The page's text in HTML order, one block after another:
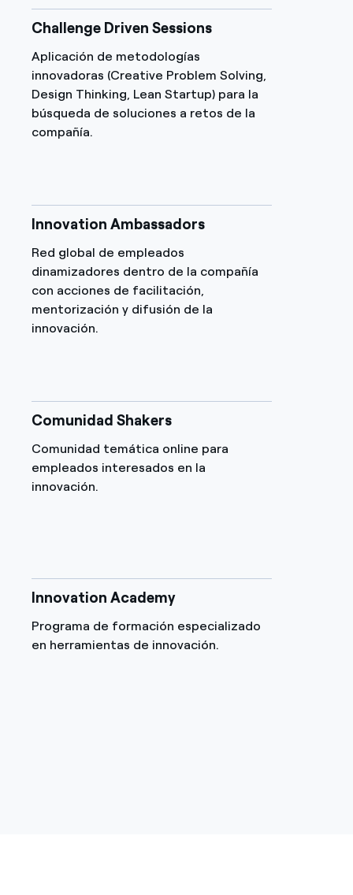
Challenge Driven Sessions
Aplicación de metodologías
innovadoras (Creative Problem Solving,
Design Thinking, Lean Startup) para la
búsqueda de soluciones a retos de la
compañía.
Innovation Ambassadors
Red global de empleados
dinamizadores dentro de la compañía
con acciones de facilitación,
mentorización y difusión de la
innovación.
Comunidad Shakers
Comunidad temática online para
empleados interesados en la
innovación.
Innovation Academy
Programa de formación especializado
en herramientas de innovación.